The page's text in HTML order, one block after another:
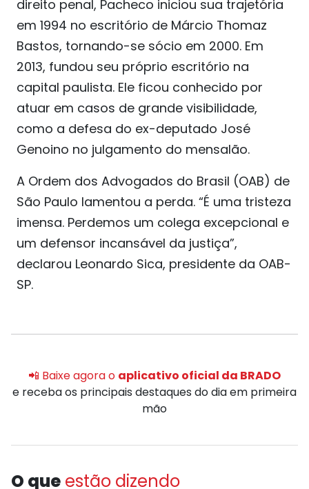
direito penal, Pacheco iniciou sua trajetória
em 1994 no escritório de Márcio Thomaz
Bastos, tornando-se sócio em 2000. Em
2013, fundou seu próprio escritório na
capital paulista. Ele ficou conhecido por
atuar em casos de grande visibilidade,
como a defesa do ex-deputado José
Genoino no julgamento do mensalão.
A Ordem dos Advogados do Brasil (OAB) de
São Paulo lamentou a perda. “É uma tristeza
imensa. Perdemos um colega excepcional e
um defensor incansável da justiça”,
declarou Leonardo Sica, presidente da OAB-
SP.
📲 Baixe agora o aplicativo oficial da BRADO
e receba os principais destaques do dia em primeira
mão
O que estão dizendo